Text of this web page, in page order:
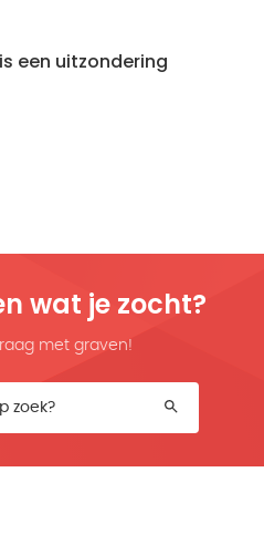
een uitzondering
wat je zocht?
met graven!